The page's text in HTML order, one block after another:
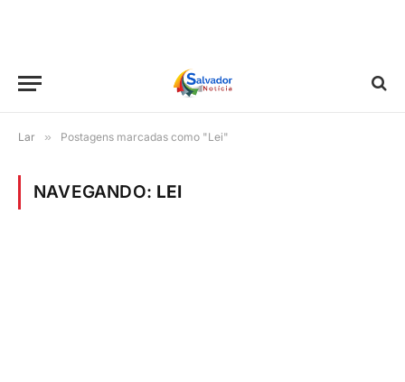
Lar » Postagens marcadas como "Lei"
NAVEGANDO: LEI